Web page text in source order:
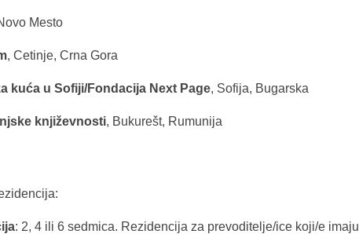
Mesto
, Cetinje, Crna Gora
kuća u Sofiji/Fondacija Next Page, Sofija, Bugarska
književnosti, Bukurešt, Rumunija
: 2, 4 ili 6 sedmica. Rezidencija za prevoditelje/ice koji/e imaju